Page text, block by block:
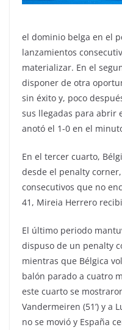
el dominio belga en el
lanzamientos
materializar. En el
disponer de otra
sin éxito y, poco
sus llegadas para abrir
anotó el 1-0 en el
En el tercer cuarto,
desde el penalty
consecutivos que no
41, Mireia Herrero
El último periodo
dispuso de un penalty
mientras que Bélgica
balón parado a cuatro
este cuarto se
Vandermeiren (51’) y a
no se movió y España